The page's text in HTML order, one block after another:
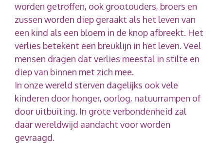
worden getroffen, ook grootouders, broers en
zussen worden diep geraakt als het leven van
een kind als een bloem in de knop afbreekt. Het
verlies betekent een breuklijn in het leven. Veel
mensen dragen dat verlies meestal in stilte en
diep van binnen met zich mee.
In onze wereld sterven dagelijks ook vele
kinderen door honger, oorlog, natuurrampen of
door uitbuiting. In grote verbondenheid zal
daar wereldwijd aandacht voor worden
gevraagd.